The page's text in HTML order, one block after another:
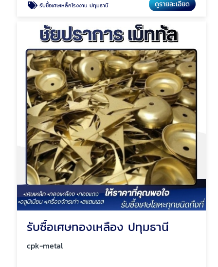
รับซื้อเศษเหล็กโรงงาน ปทุมธานี ดูรายละเอียด
รับซื้อเศษทองเหลือง ปทุมธานี
cpk-metal